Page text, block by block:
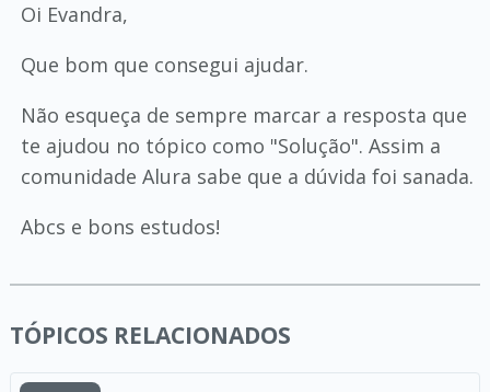
Oi Evandra,
Que bom que consegui ajudar.
Não esqueça de sempre marcar a resposta que
te ajudou no tópico como "Solução". Assim a
comunidade Alura sabe que a dúvida foi sanada.
Abcs e bons estudos!
TÓPICOS RELACIONADOS